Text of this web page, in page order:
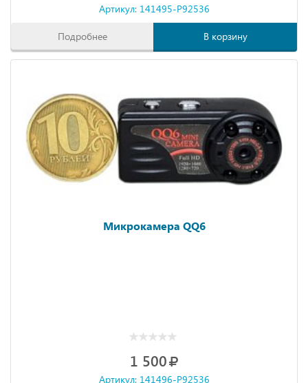
Артикул: 141495-P92536
Подробнее В корзину
Микрокамера QQ6
1 500
Артикул: 141496-P92536